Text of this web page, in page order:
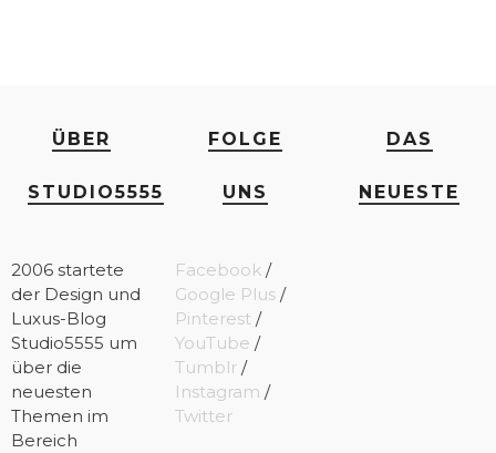
ÜBER
STUDIO5555
2006 startete
der Design und
Luxus-Blog
Studio5555 um
über die
neuesten
Themen im
Bereich
FOLGE
UNS
Facebook/
Google Plus/
Pinterest/
YouTube /
Tumblr/
Instagram /
Twitter
DAS
NEUESTE